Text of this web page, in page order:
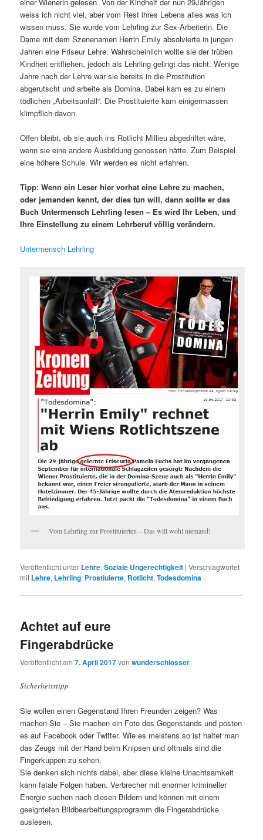
weiss ich nicht viel, aber vom Rest ihres Lebens alles was ich
wissen muss. Sie wurde vom Lehrling zur Sex-Arbeiterin. Die
Dame mit dem Szenenamen Herrin Emily absolvierte in jungen
Jahren eine Friseur Lehre. Wahrscheinlich wollte sie der trüben
Kindheit entfliehen, jedoch als Lehrling gelingt das nicht. Wenige
Jahre nach der Lehre war sie bereits in die Prostitution
abgerutscht und arbeite als Domina. Dabei kam es zu einem
tödlichen „Arbeitsunfall“. Die Prostituierte kam einigermassen
klimpflich davon.
Offen bleibt, ob sie auch ins Rotlicht Millieu abgedriftet wäre,
wenn sie eine andere Ausbildung genossen hätte. Zum Beispiel
eine höhere Schule. Wir werden es nicht erfahren.
Tipp: Wenn ein Leser hier vorhat eine Lehre zu machen,
oder jemanden kennt, der dies tun will, dann sollte er das
Buch Untermensch Lehrling lesen – Es wird Ihr Leben, und
Ihre Einstellung zu einem Lehrberuf völlig verändern.
Untermensch Lehrling
Vom Lehrling zur Prostituierten – Das will wohl niemand!
Veröffentlicht unter Lehre,Soziale Ungerechtigkeit |Verschlagwortet
mit Lehre, Lehrling, Prostiuierte, Rotlicht,Todesdomina
Achtet auf eure
Fingerabdrücke
Veröffentlicht am7. April 2017vonwunderschlosser
Sicherheitstipp
Sie wollen einen Gegenstand Ihren Freunden zeigen? Was
machen Sie – Sie machen ein Foto des Gegenstands und posten
es auf Facebook oder Twitter. Wie es meistens so ist haltet man
das Zeugs mit der Hand beim Knipsen und oftmals sind die
Fingerkuppen zu sehen.
Sie denken sich nichts dabei, aber diese kleine Unachtsamkeit
kann fatale Folgen haben. Verbrecher mit enormer krimineller
Energie suchen nach diesen Bildern und können mit einem
geeignteten Bildbearbeitungsprogramm die Fingerabdrücke
auslesen.